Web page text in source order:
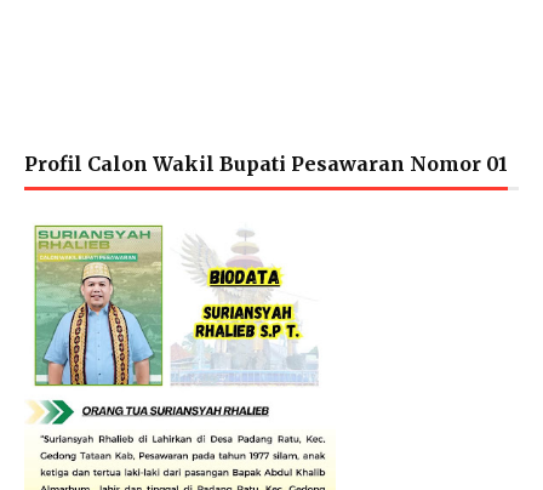
Profil Calon Wakil Bupati Pesawaran Nomor 01